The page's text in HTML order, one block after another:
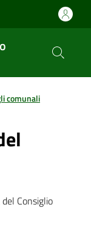
comunali
Consiglio